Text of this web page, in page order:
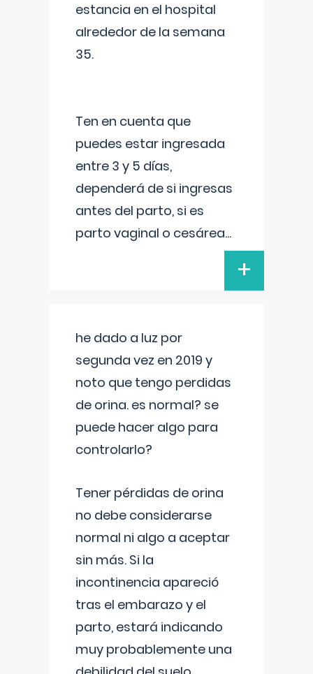
estancia en el hospital
alrededor de la semana
35.
Ten en cuenta que
puedes estar ingresada
entre 3 y 5 días,
dependerá de si ingresas
antes del parto, si es
parto vaginal o cesárea...
+
he dado a luz por
segunda vez en 2019 y
noto que tengo perdidas
de orina. es normal? se
puede hacer algo para
controlarlo?
Tener pérdidas de orina
no debe considerarse
normal ni algo a aceptar
sin más. Si la
incontinencia apareció
tras el embarazo y el
parto, estará indicando
muy probablemente una